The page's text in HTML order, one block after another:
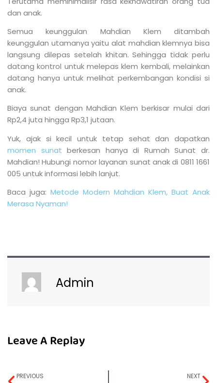
dan anak.
Semua keunggulan Mahdian Klem ditambah
keunggulan utamanya yaitu alat mahdian klemnya bisa
langsung dilepas setelah khitan. Sehingga tidak perlu
datang kontrol untuk melepas klem kembali, melainkan
datang hanya untuk melihat perkembangan kondisi si
anak.
Biaya sunat dengan Mahdian Klem berkisar mulai dari
Rp2,4 juta hingga Rp3,1 jutaan.
Yuk, ajak si kecil untuk tetap sehat dan dapatkan
momen sunat berkesan hanya di Rumah Sunat dr.
Mahdian! Hubungi nomor layanan sunat anak di 0811 1661
005 untuk informasi lebih lanjut.
Baca juga: Metode Modern Mahdian Klem, Buat Anak
Merasa Nyaman!
Admin
Leave A Replay
PREVIOUS NEXT